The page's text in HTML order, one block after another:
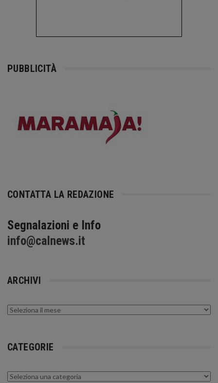
PUBBLICITÀ
CONTATTA LA REDAZIONE
Segnalazioni e Info
info@calnews.it
ARCHIVI
Archivi
CATEGORIE
Categorie